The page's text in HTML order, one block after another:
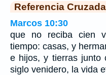
Referencia Cruzada
Marcos 10:30
que no reciba cien
tiempo: casas, y
e hijos, y tierras junto
siglo venidero, la vida